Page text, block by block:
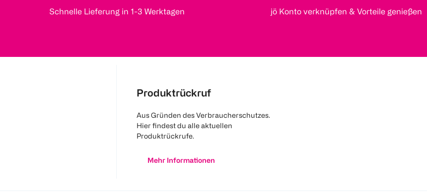
Schnelle Lieferung in 1-3 Werktagen jö Konto verknüpfen & Vorteile genießen
Produktrückruf
Aus Gründen des Verbraucherschutzes.
Hier findest du alle aktuellen
Produktrückrufe.
Mehr Informationen